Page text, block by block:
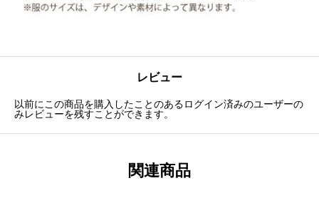
レビュー
以前にこの商品を購入したことのあるログイン済みのユーザーの
みレビューを残すことができます。
関連商品